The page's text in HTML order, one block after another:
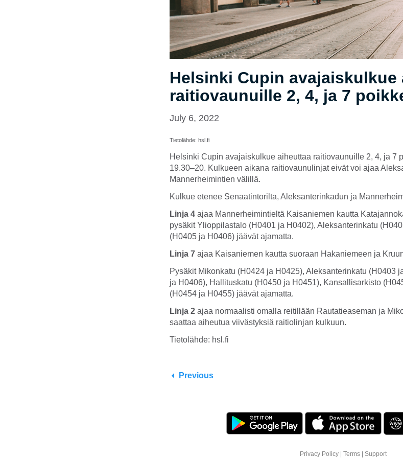
Helsinki Cupin avajaiskulkue
raitiovaunuille 2, 4, ja 7
July 6, 2022
Tietolähde: hsl.fi
Helsinki Cupin avajaiskulkue aiheuttaa raitiovaunuille 2, 4, ja 7
19.30–20. Kulkueen aikana raitiovaunulinjat eivät voi ajaa
Mannerheimintien välillä.
Kulkue etenee Senaatintorilta, Aleksanterinkadun ja
Linja 4 ajaa Mannerheimintieltä Kaisaniemen kautta
pysäkit Ylioppilastalo (H0401 ja H0402), Aleksanterinkatu
(H0405 ja H0406) jäävät ajamatta.
Linja 7 ajaa Kaisaniemen kautta suoraan Hakaniemeen ja
Pysäkit Mikonkatu (H0424 ja H0425), Aleksanterinkatu (H0403
ja H0406), Hallituskatu (H0450 ja H0451), Kansallisarkisto
(H0454 ja H0455) jäävät ajamatta.
Linja 2 ajaa normaalisti omalla reitillään Rautatieaseman ja
saattaa aiheutua viivästyksiä raitiolinjan kulkuun.
Tietolähde: hsl.fi
Previous
Privacy Policy | Terms | Support